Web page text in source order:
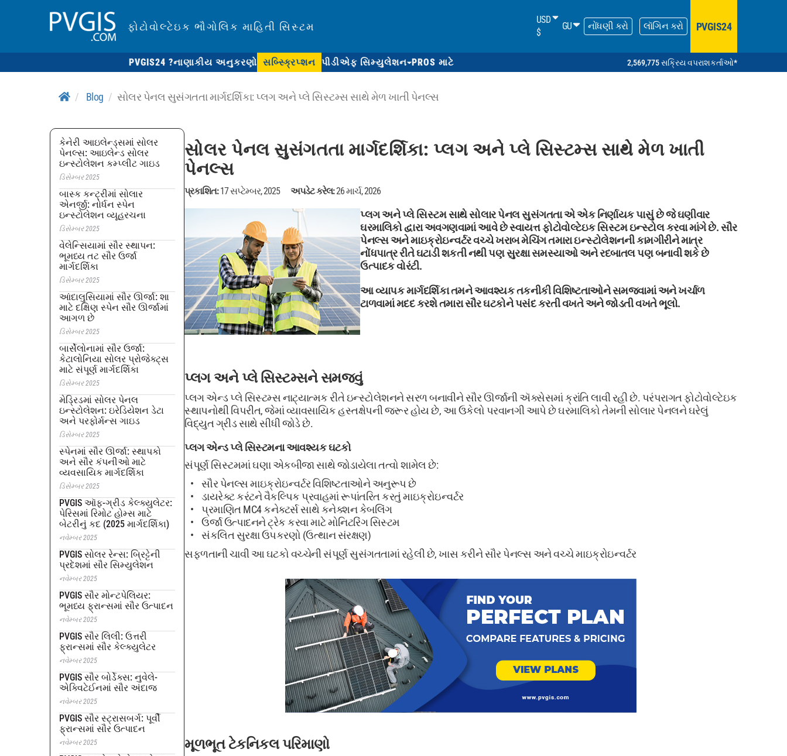
ફોટોવોલ્ટેઇક ભૌગોલિક માહિતી સિસ્ટમ
USD
$
GU નોંધણી કરો લૉગિન કરો PVGIS24
PVGIS24 ?નાણાકીય અનુકરણો સબ્સ્ક્રિપ્શન પીડીએફ સિમ્યુલેશન PROS માટે 2,569,775 સક્રિય વપરાશકર્તાઓ*
Blog સોલર પેનલ સુસંગતતા માર્ગદર્શિકા: પ્લગ અને પ્લે સિસ્ટમ્સ સાથે મેળ ખાતી પેનલ્સ
કેનેરી આઇલેન્ડ્સમાં સોલર
પેનલ્સ: આઇલેન્ડ સોલર
ઇન્સ્ટોલેશન કમ્પ્લીટ ગાઇડ
ડિસેમ્બર 2025
બાસ્ક કન્ટ્રીમાં સોલાર
એનર્જી: નોર્ધન સ્પેન
ઇન્સ્ટોલેશન વ્યૂહરચના
ડિસેમ્બર 2025
વેલેન્સિયામાં સૌર સ્થાપન:
ભૂમધ્ય તટ સૌર ઉર્જા
માર્ગદર્શિકા
ડિસેમ્બર 2025
આંદાલુસિયામાં સૌર ઊર્જા: શા
માટે દક્ષિણ સ્પેન સૌર ઊર્જામાં
આગળ છે
ડિસેમ્બર 2025
બાર્સેલોનામાં સૌર ઉર્જા:
કેટાલોનિયા સોલર પ્રોજેક્ટ્સ
માટે સંપૂર્ણ માર્ગદર્શિકા
ડિસેમ્બર 2025
મેડ્રિડમાં સોલર પેનલ
ઇન્સ્ટોલેશન: ઇરેડિયેશન ડેટા
અને પરફોર્મન્સ ગાઇડ
ડિસેમ્બર 2025
સ્પેનમાં સૌર ઊર્જા: સ્થાપકો
અને સૌર કંપનીઓ માટે
વ્યવસાયિક માર્ગદર્શિકા
ડિસેમ્બર 2025
PVGIS ઑફ-ગ્રીડ કેલ્ક્યુલેટર:
પેરિસમાં રિમોટ હોમ્સ માટે
બેટરીનું કદ (2025 માર્ગદર્શિકા)
નવેમ્બર 2025
PVGIS સોલર રેન્સ: બ્રિટ્ટેની
પ્રદેશમાં સૌર સિમ્યુલેશન
નવેમ્બર 2025
PVGIS સૌર મોન્ટપેલિયર:
ભૂમધ્ય ફ્રાન્સમાં સૌર ઉત્પાદન
નવેમ્બર 2025
PVGIS સૌર લિલી: ઉત્તરી
ફ્રાન્સમાં સૌર કેલ્ક્યુલેટર
નવેમ્બર 2025
PVGIS સૌર બોર્ડેક્સ: નુવેલે-
એક્વિટેઈનમાં સૌર અંદાજ
નવેમ્બર 2025
PVGIS સૌર સ્ટ્રાસબર્ગ: પૂર્વી
ફ્રાન્સમાં સૌર ઉત્પાદન
નવેમ્બર 2025
સોલર પેનલ સુસંગતતા માર્ગદર્શિકા: પ્લગ અને પ્લે સિસ્ટમ્સ સાથે મેળ ખાતી
પેનલ્સ
પ્રકાશિત: 17 સપ્ટેમ્બર, 2025 અપડેટ કરેલ:26 માર્ચ, 2026
પ્લગ અને પ્લે સિસ્ટમ સાથે સોલાર પેનલ સુસંગતતા એ એક નિર્ણાયક પાસું છે જે ઘણીવાર
ઘરમાલિકો દ્વારા અવગણવામાં આવે છે સ્વાયત્ત ફોટોવોલ્ટેઇક સિસ્ટમ ઇન્સ્ટોલ કરવા માંગે છે. સૌર
પેનલ્સ અને માઇક્રોઇન્વર્ટર વચ્ચે ખરાબ મેચિંગ તમારા ઇન્સ્ટોલેશનની કામગીરીને માત્ર
નોંધપાત્ર રીતે ઘટાડી શકતી નથી પણ સુરક્ષા સમસ્યાઓ અને રદબાતલ પણ બનાવી શકે છે
ઉત્પાદક વોરંટી.
આ વ્યાપક માર્ગદર્શિકા તમને આવશ્યક તકનીકી વિશિષ્ટતાઓને સમજવામાં અને ખર્ચાળ
ટાળવામાં મદદ કરશે તમારા સૌર ઘટકોને પસંદ કરતી વખતે અને જોડતી વખતે ભૂલો.
પ્લગ અને પ્લે સિસ્ટમ્સને સમજવું
પ્લગ એન્ડ પ્લે સિસ્ટમ્સ નાટ્યાત્મક રીતે ઇન્સ્ટોલેશનને સરળ બનાવીને સૌર ઊર્જાની ઍક્સેસમાં ક્રાંતિ લાવી રહી છે. પરંપરાગત ફોટોવોલ્ટેઇક
સ્થાપનોથી વિપરીત, જેમાં વ્યાવસાયિક હસ્તક્ષેપની જરૂર હોય છે, આ ઉકેલો પરવાનગી આપે છે ઘરમાલિકો તેમની સોલાર પેનલને ઘરેલું
વિદ્યુત ગ્રીડ સાથે સીધી જોડે છે.
પ્લગ એન્ડ પ્લે સિસ્ટમના આવશ્યક ઘટકો
સંપૂર્ણ સિસ્ટમમાં ઘણા એકબીજા સાથે જોડાયેલા તત્વો શામેલ છે:
સૌર પેનલ્સ માઇક્રોઇન્વર્ટર વિશિષ્ટતાઓને અનુરૂપ છે
ડાયરેક્ટ કરંટને વૈકલ્પિક પ્રવાહમાં રૂપાંતરિત કરતું માઇક્રોઇન્વર્ટર
પ્રમાણિત MC4 કનેક્ટર્સ સાથે કનેક્શન કેબલિંગ
ઉર્જા ઉત્પાદનને ટ્રેક કરવા માટે મોનિટરિંગ સિસ્ટમ
સંકલિત સુરક્ષા ઉપકરણો (ઉત્થાન સંરક્ષણ)
સફળતાની ચાવી આ ઘટકો વચ્ચેની સંપૂર્ણ સુસંગતતામાં રહેલી છે, ખાસ કરીને સૌર પેનલ્સ અને વચ્ચે માઇક્રોઇન્વર્ટર
મૂળભૂત ટેકનિકલ પરિમાણો